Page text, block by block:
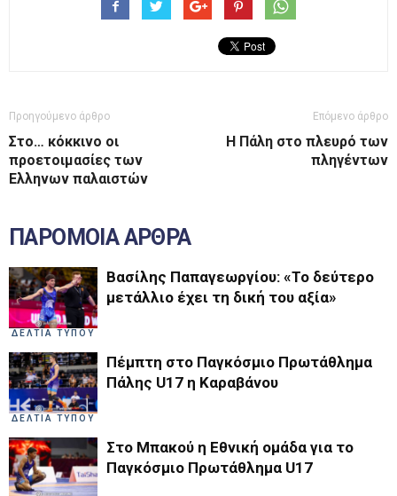
Προηγούμενο άρθρο
Στο… κόκκινο οι
προετοιμασίες των
Ελληνων παλαιστών
Επόμενο άρθρο
Η Πάλη στο πλευρό των
πληγέντων
ΠΑΡΟΜΟΙΑ ΑΡΘΡΑ
ΔΕΛΤΙΑ ΤΥΠΟΥ
Βασίλης Παπαγεωργίου: «Το δεύτερο
μετάλλιο έχει τη δική του αξία»
ΔΕΛΤΙΑ ΤΥΠΟΥ
Πέμπτη στο Παγκόσμιο Πρωτάθλημα
Πάλης U17 η Καραβάνου
Στο Μπακού η Εθνική ομάδα για το
Παγκόσμιο Πρωτάθλημα U17